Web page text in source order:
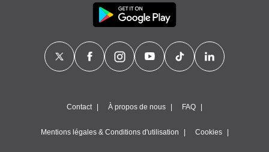
Contact À propos de nous FAQ
Mentions légales & Conditions d'utilisation Cookies